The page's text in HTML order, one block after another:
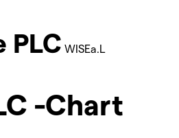
PLC WISEa.L
-Chart